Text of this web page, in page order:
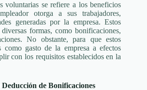
voluntarias se refiere a los beneficios
otorga a sus trabajadores,
generadas por la empresa. Estos
formas, como bonificaciones,
No obstante, para que estos
como gasto de la empresa a efectos
con los requisitos establecidos en la
de Bonificaciones